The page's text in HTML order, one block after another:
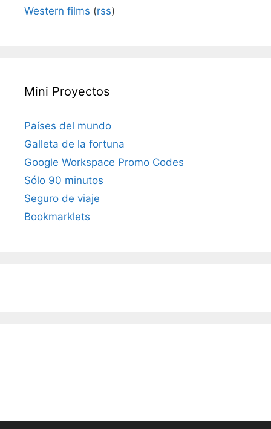
Western films (rss)
Mini Proyectos
Países del mundo
Galleta de la fortuna
Google Workspace Promo Codes
Sólo 90 minutos
Seguro de viaje
Bookmarklets